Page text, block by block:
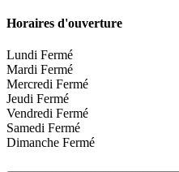
Horaires d'ouverture
Lundi Fermé
Mardi Fermé
Mercredi Fermé
Jeudi Fermé
Vendredi Fermé
Samedi Fermé
Dimanche Fermé